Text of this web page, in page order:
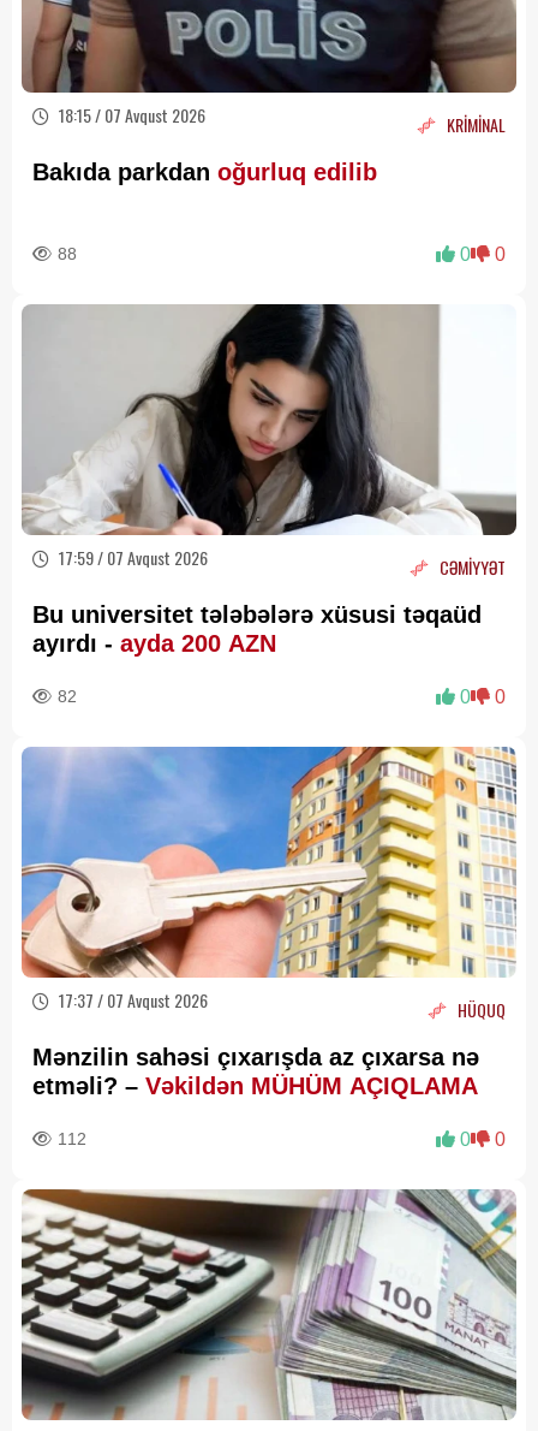
18:15 / 07 Avqust 2026 KRİMİNAL
Bakıda parkdan oğurluq edilib
88 0 0
17:59 / 07 Avqust 2026 CƏMİYYƏT
Bu universitet tələbələrə xüsusi təqaüd
ayırdı - ayda 200 AZN
82 0 0
17:37 / 07 Avqust 2026 HÜQUQ
Mənzilin sahəsi çıxarışda az çıxarsa nə
etməli? – Vəkildən MÜHÜM AÇIQLAMA
112 0 0